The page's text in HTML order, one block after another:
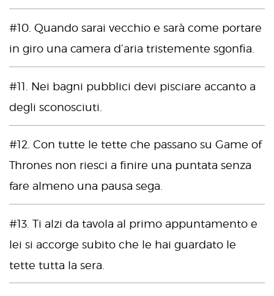
#10. Quando sarai vecchio e sarà come portare
in giro una camera d’aria tristemente sgonfia.
#11. Nei bagni pubblici devi pisciare accanto a
degli sconosciuti.
#12. Con tutte le tette che passano su Game of
Thrones non riesci a finire una puntata senza
fare almeno una pausa sega.
#13. Ti alzi da tavola al primo appuntamento e
lei si accorge subito che le hai guardato le
tette tutta la sera.